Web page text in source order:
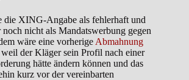
die XING-Angabe als fehlerhaft und
nicht als Mandatswerbung gegen
wäre eine vorherige Abmahnung
der Kläger sein Profil nach einer
hätte ändern können und das
kurz vor der vereinbarten